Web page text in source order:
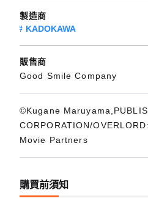
製造商
KADOKAWA
販售商
Good Smile Company
©Kugane
CORPORATION/
Movie Partners
購買前須知